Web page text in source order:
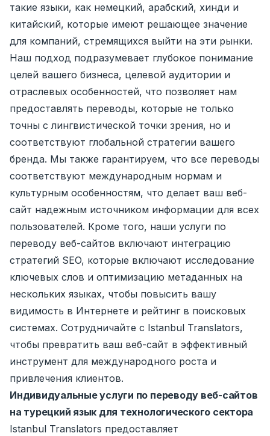
такие языки, как немецкий, арабский, хинди и
китайский, которые имеют решающее значение
для компаний, стремящихся выйти на эти рынки.
Наш подход подразумевает глубокое понимание
целей вашего бизнеса, целевой аудитории и
отраслевых особенностей, что позволяет нам
предоставлять переводы, которые не только
точны с лингвистической точки зрения, но и
соответствуют глобальной стратегии вашего
бренда. Мы также гарантируем, что все переводы
соответствуют международным нормам и
культурным особенностям, что делает ваш веб-
сайт надежным источником информации для всех
пользователей. Кроме того, наши услуги по
переводу веб-сайтов включают интеграцию
стратегий SEO, которые включают исследование
ключевых слов и оптимизацию метаданных на
нескольких языках, чтобы повысить вашу
видимость в Интернете и рейтинг в поисковых
системах. Сотрудничайте с Istanbul Translators,
чтобы превратить ваш веб-сайт в эффективный
инструмент для международного роста и
привлечения клиентов.
Индивидуальные услуги по переводу веб-сайтов
на турецкий язык для технологического сектора
Istanbul Translators предоставляет